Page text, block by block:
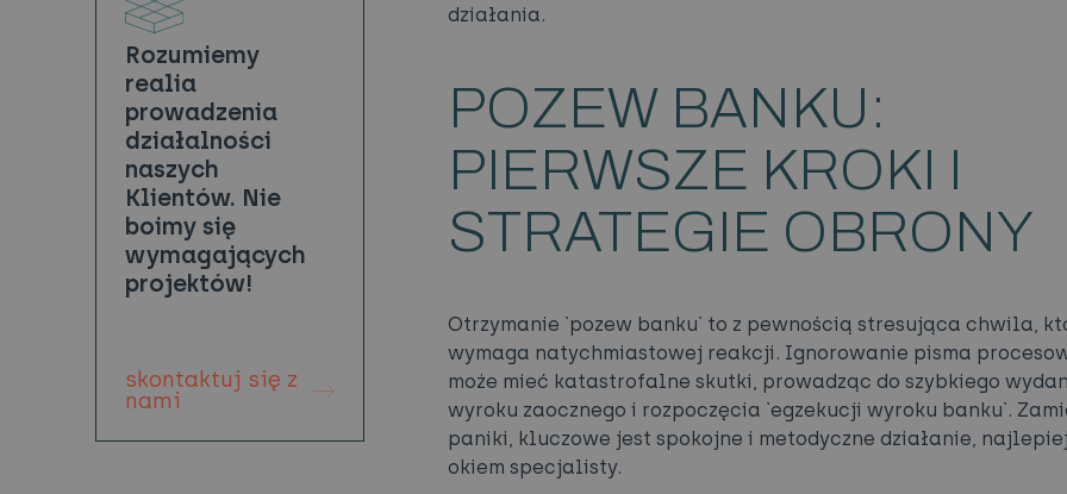
Rozumiemy
realia
prowadzenia
działalności
naszych
Klientów. Nie
boimy się
wymagających
projektów!
skontaktuj się z
nami
działania.
POZEW BANKU:
PIERWSZE KROKI I
STRATEGIE OBRONY
Otrzymanie `pozew banku` to z pewnością stresująca chwila,
wymaga natychmiastowej reakcji. Ignorowanie pisma
może mieć katastrofalne skutki, prowadząc do szybkiego
wyroku zaocznego i rozpoczęcia `egzekucji wyroku banku`.
paniki, kluczowe jest spokojne i metodyczne działanie,
okiem specjalisty.